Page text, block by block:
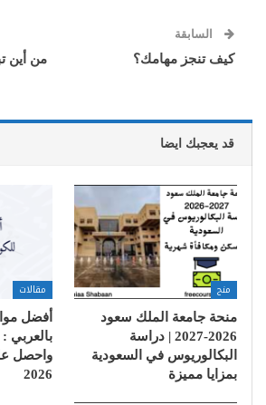
السابقة
كيف تنجز مهامك؟
من أين
قد يعجبك ايضا
منح
منحة جامعة الملك سعود
2026-2027 | دراسة
البكالوريوس في السعودية
بمزايا مميزة
مقالات
أفضل
بالعربي :
واحصل
2026